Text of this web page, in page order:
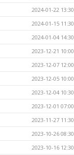
2024-01-22 13:30
2024-01-15 11:30
2024-01-04 14:30
2023-12-21 10:00
2023-12-07 12:00
2023-12-05 10:00
2023-12-04 10:30
2023-12-01 07:00
2023-11-27 11:30
2023-10-26 08:30
2023-10-16 12:30